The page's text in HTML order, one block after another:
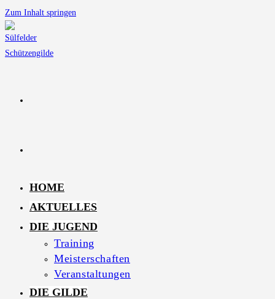
Zum Inhalt springen
HOME
AKTUELLES
DIE JUGEND
Training
Meisterschaften
Veranstaltungen
DIE GILDE